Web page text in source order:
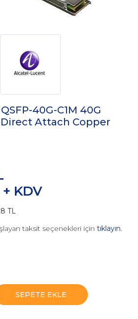
40G-C1M 40G
Direct Attach Copper
KDV
TL
taksit seçenekleri için tıklayın.
SEPETE EKLE